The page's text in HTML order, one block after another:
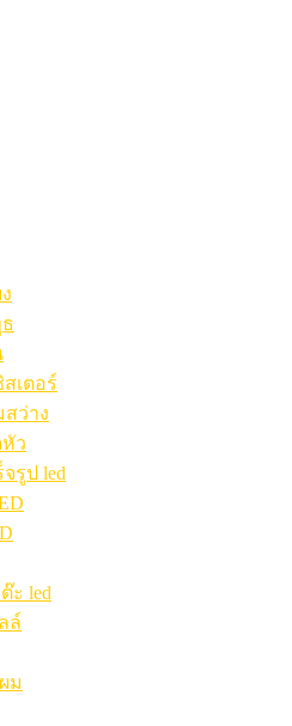
เตอร์
ว่าง
ว
รูป led
ะ led
ล์
ม